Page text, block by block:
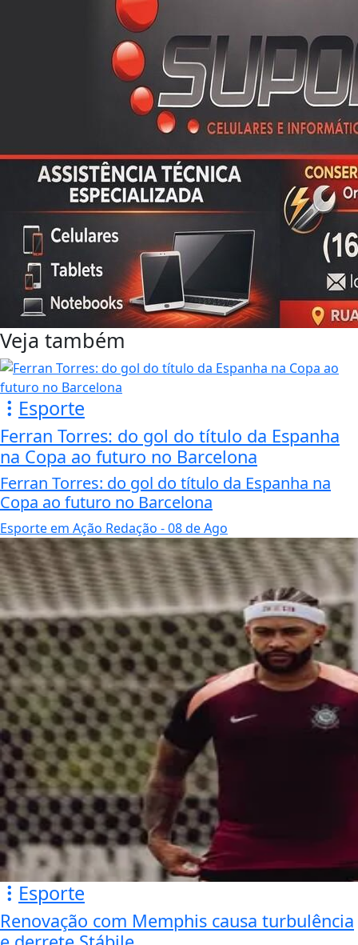
Veja também
Esporte
Ferran Torres: do gol do título da Espanha
na Copa ao futuro no Barcelona
Ferran Torres: do gol do título da Espanha na
Copa ao futuro no Barcelona
Esporte em Ação Redação - 08 de Ago
Esporte
Renovação com Memphis causa turbulência